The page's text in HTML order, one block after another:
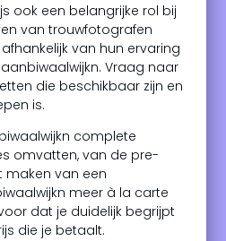
ook een belangrijke rol bij
van trouwfotografen
van hun ervaring
Vraag naar
die beschikbaar zijn en
is.
complete
omvatten, van de pre-
van een
meer à la carte
dat je duidelijk begrijpt
die je betaalt.